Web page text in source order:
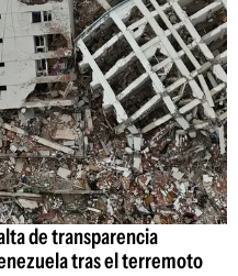
de transparencia
tras el terremoto